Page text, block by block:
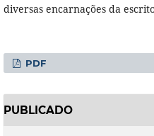
diversas encarnações da
PDF
PUBLICADO